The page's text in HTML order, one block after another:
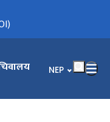
भाषा चयन गर्नुहोस्
NEP